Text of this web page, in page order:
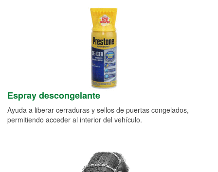
Espray descongelante
Ayuda a liberar cerraduras y sellos de puertas congelados,
permitiendo acceder al interior del vehículo.